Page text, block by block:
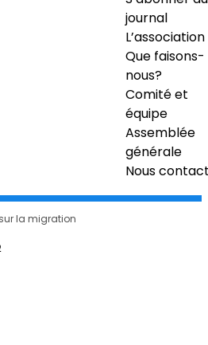
journal
L’association
Que faisons-
nous?
Comité et
équipe
Assemblée
générale
Nous
la migration